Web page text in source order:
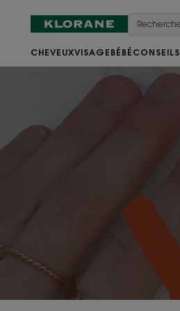
CHEVEUXVISAGE BÉBÉ CONSEILS